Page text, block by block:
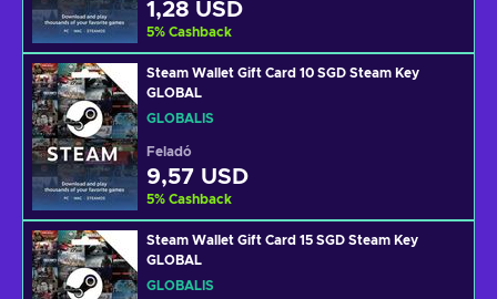
1,28 USD
5% Cashback
Steam Wallet Gift Card 10 SGD Steam Key
GLOBAL
GLOBÁLIS
Feladó
9,57 USD
5% Cashback
Steam Wallet Gift Card 15 SGD Steam Key
GLOBAL
GLOBÁLIS